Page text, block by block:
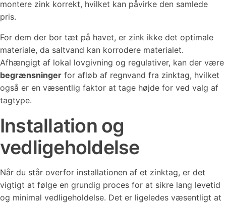
montere zink korrekt, hvilket kan påvirke den samlede
pris.
For dem der bor tæt på havet, er zink ikke det optimale
materiale, da saltvand kan korrodere materialet.
Afhængigt af lokal lovgivning og regulativer, kan der være
begrænsninger for afløb af regnvand fra zinktag, hvilket
også er en væsentlig faktor at tage højde for ved valg af
tagtype.
Installation og
vedligeholdelse
Når du står overfor installationen af et zinktag, er det
vigtigt at følge en grundig proces for at sikre lang levetid
og minimal vedligeholdelse. Det er ligeledes væsentligt at